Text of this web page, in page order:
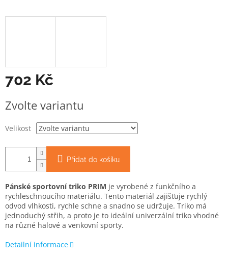
702 Kč
cena:
Zvolte variantu
Velikost
Přidat do košíku
Pánské sportovní triko PRIM je vyrobené z funkčního a
rychleschnoucího materiálu. Tento materiál zajišťuje rychlý
odvod vlhkosti, rychle schne a snadno se udržuje. Triko má
jednoduchý střih, a proto je to ideální univerzální triko vhodné
na různé halové a venkovní sporty.
Detailní informace